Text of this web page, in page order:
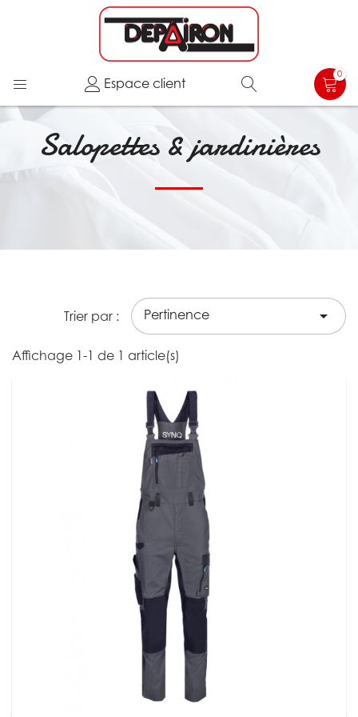
Espace client
0
Salopettes & jardinières
Trier par : Pertinence 
Affichage 1-1 de 1 article(s)